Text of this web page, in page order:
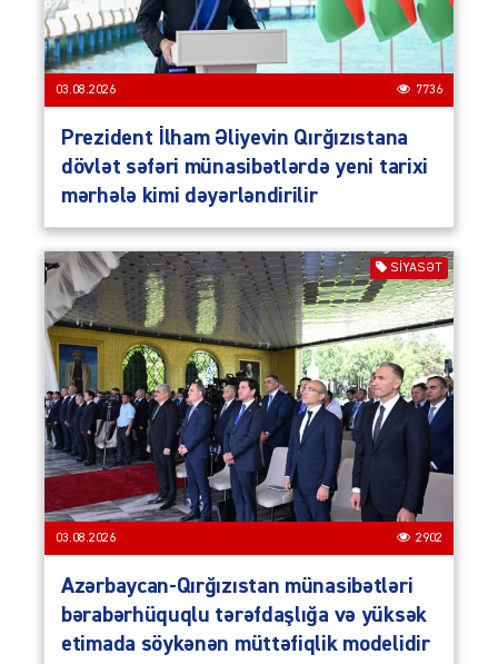
03.08.2026 7736
Prezident İlham Əliyevin Qırğızıstana
dövlət səfəri münasibətlərdə yeni tarixi
mərhələ kimi dəyərləndirilir
SIYASƏT
03.08.2026 2902
Azərbaycan-Qırğızıstan münasibətləri
bərabərhüquqlu tərəfdaşlığa və yüksək
etimada söykənən müttəfiqlik modelidir